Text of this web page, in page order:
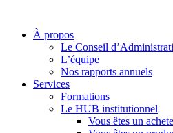
À propos
Le Conseil
L’équipe
Nos rapports annuels
Services
Formations
Le HUB institutionnel
Vous êtes un